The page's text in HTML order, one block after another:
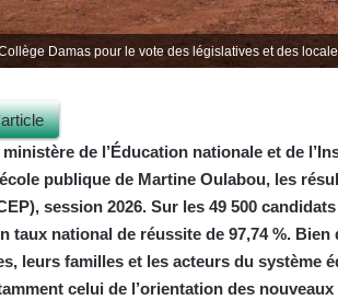
Damas pour le vote des législatives et des
ministère de l’Éducation nationale et de
publique de Martine Oulabou, les
session 2026. Sur les 49 500
taux national de réussite de 97,74 %.
leurs familles et les acteurs du système
celui de l’orientation des